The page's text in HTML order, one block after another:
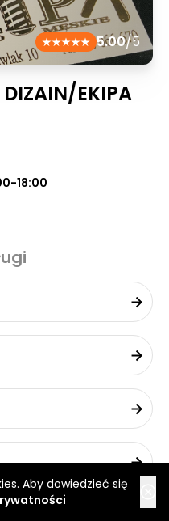
Aby dowiedzieć się
5.00/5
EKIPA
18:00